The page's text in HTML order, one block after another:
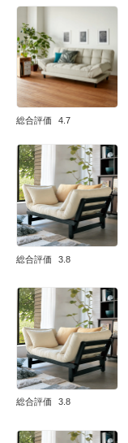
総合評価 4.7
総合評価 3.8
総合評価 3.8